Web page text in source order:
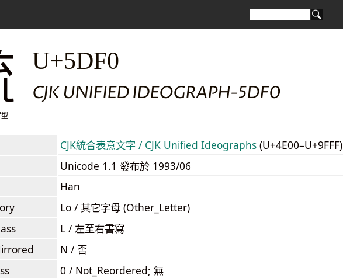
U+5DF0
CJK UNIFIED IDEOGRAPH-5DF0
CJK統合表意文字 / CJK Unified Ideographs (U+4E00–U+9FFF)
Unicode 1.1 發布於 1993/06
Han
Lo / 其它字母 (Other_Letter)
L / 左至右書寫
N / 否
0 / Not_Reordered; 無